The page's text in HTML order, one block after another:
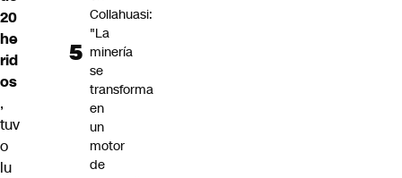
20
he
rid
os
,
tuv
o
lu
Collahuasi:
"La
minería
se
transforma
en
un
motor
de